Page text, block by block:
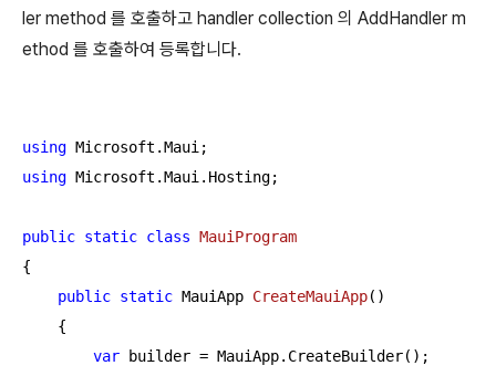
ler method 를 호출하고 handler collection 의 AddHandler m
ethod 를 호출하여 등록합니다.
using
using Microsoft.Maui.Hosting;
public static class MauiProgram
{
public static MauiApp CreateMauiApp( )
    {
var builder = MauiApp.CreateBuilder();